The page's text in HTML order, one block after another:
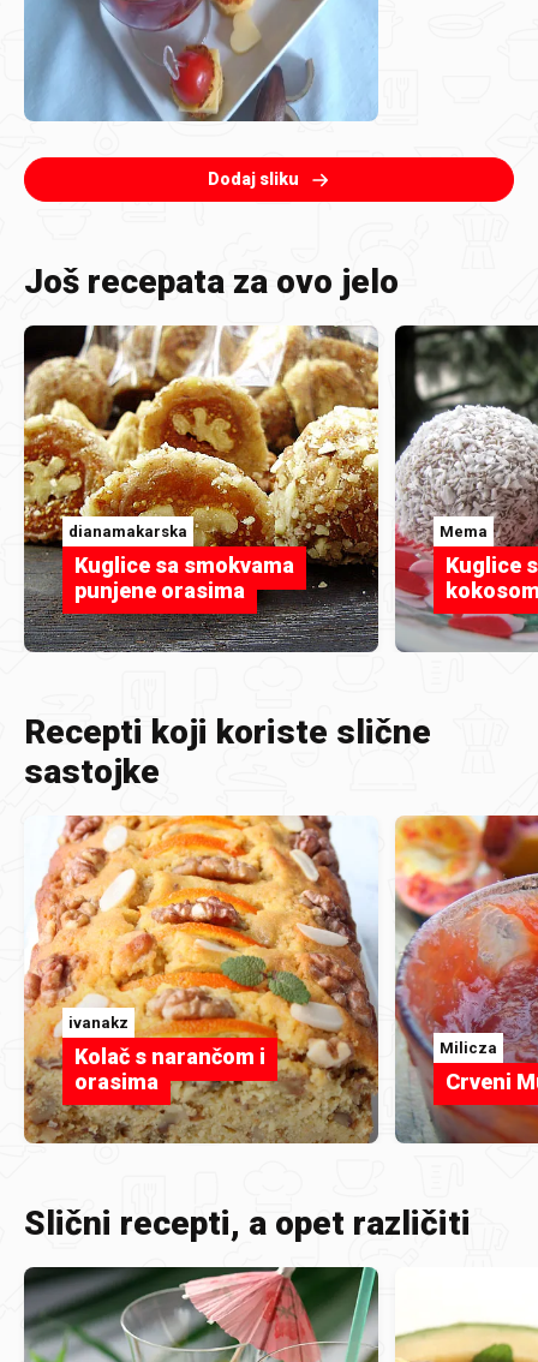
Dodaj sliku
Još recepata za ovo jelo
dianamakarska
Kuglice sa smokvama
punjene orasima
Mema
Kuglice
Recepti koji koriste slične
sastojke
ivanakz
Kolač s narančom i
orasima
Milicza
Crveni
Slični recepti, a opet različiti